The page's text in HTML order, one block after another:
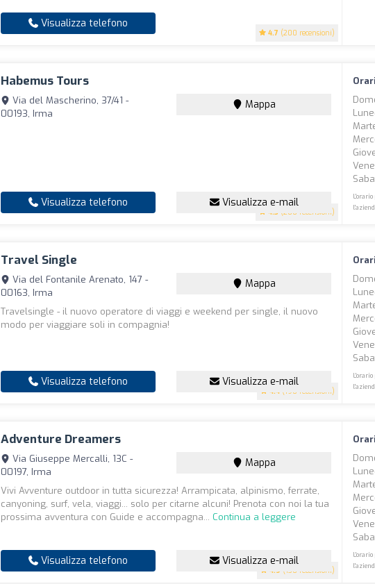
4.7 (200 recensioni)
Visualizza telefono
Habemus Tours
4.3 (200 recensioni)
Via del Mascherino, 37/41 -
00193, Irma
Mappa
Visualizza telefono Visualizza e-mail
Travel Single
4.4 (190 recensioni)
Via del Fontanile Arenato, 147 -
00163, Irma
Mappa
Travelsingle - il nuovo operatore di viaggi e weekend per single, il nuovo
modo per viaggiare soli in compagnia!
Visualizza telefono Visualizza e-mail
Adventure Dreamers
4.9 (130 recensioni)
Via Giuseppe Mercalli, 13C -
00197, Irma
Mappa
Vivi Avventure outdoor in tutta sicurezza! Arrampicata, alpinismo, ferrate,
canyoning, surf, vela, viaggi... solo per citarne alcuni! Prenota con noi la tua
prossima avventura con Guide e accompagna... Continua a leggere
Visualizza telefono Visualizza e-mail